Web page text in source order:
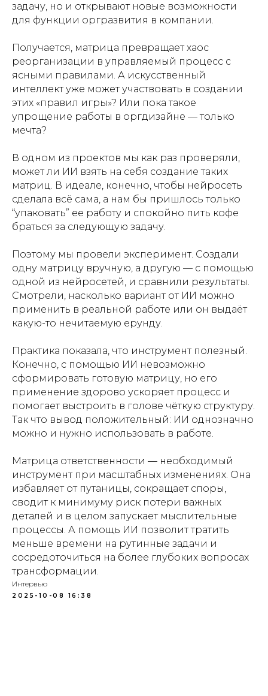
задачу, но и открывают новые возможности
для функции оргразвития в компании.
Получается, матрица превращает хаос
реорганизации в управляемый процесс с
ясными правилами. А искусственный
интеллект уже может участвовать в создании
этих «правил игры»? Или пока такое
упрощение работы в оргдизайне — только
мечта?
В одном из проектов мы как раз проверяли,
может ли ИИ взять на себя создание таких
матриц. В идеале, конечно, чтобы нейросеть
сделала всё сама, а нам бы пришлось только
“упаковать” ее работу и спокойно пить кофе
браться за следующую задачу.
Поэтому мы провели эксперимент. Создали
одну матрицу вручную, а другую — с помощью
одной из нейросетей, и сравнили результаты.
Смотрели, насколько вариант от ИИ можно
применить в реальной работе или он выдаёт
какую-то нечитаемую ерунду.
Практика показала, что инструмент полезный.
Конечно, с помощью ИИ невозможно
сформировать готовую матрицу, но его
применение здорово ускоряет процесс и
помогает выстроить в голове чёткую структуру.
Так что вывод положительный: ИИ однозначно
можно и нужно использовать в работе.
Матрица ответственности — необходимый
инструмент при масштабных изменениях. Она
избавляет от путаницы, сокращает споры,
сводит к минимуму риск потери важных
деталей и в целом запускает мыслительные
процессы. А помощь ИИ позволит тратить
меньше времени на рутинные задачи и
сосредоточиться на более глубоких вопросах
трансформации.
Интервью
2025-10-08 16:38